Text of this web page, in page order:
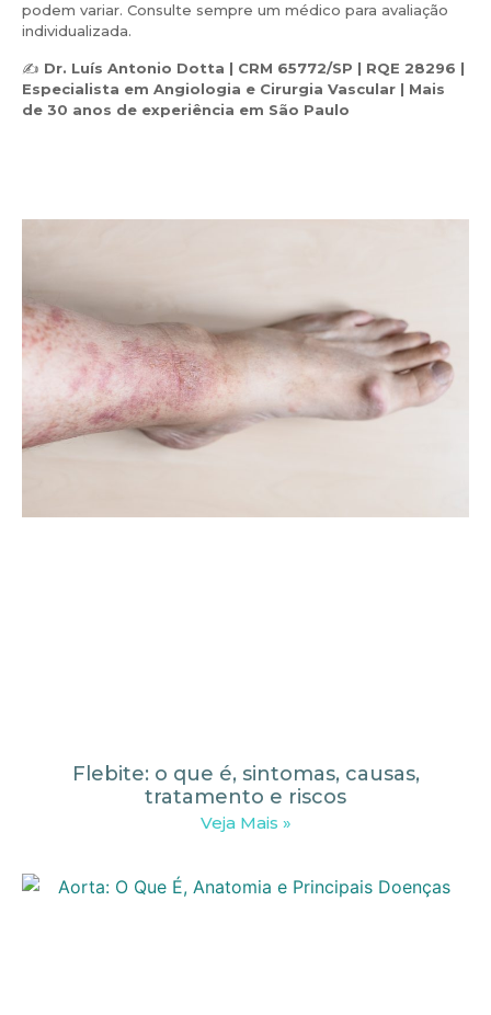
podem variar. Consulte sempre um médico para avaliação
individualizada.
✍️ Dr. Luís Antonio Dotta | CRM 65772/SP | RQE 28296 |
Especialista em Angiologia e Cirurgia Vascular | Mais
de 30 anos de experiência em São Paulo
Flebite: o que é, sintomas, causas,
tratamento e riscos
Veja Mais »